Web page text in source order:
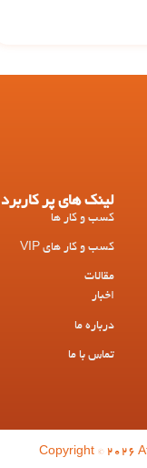
لینک های پر کاربرد
کسب و کار ها
کسب و کار های VIP
مقالات
اخبار
درباره ما
تماس با ما
Copyright © 2026